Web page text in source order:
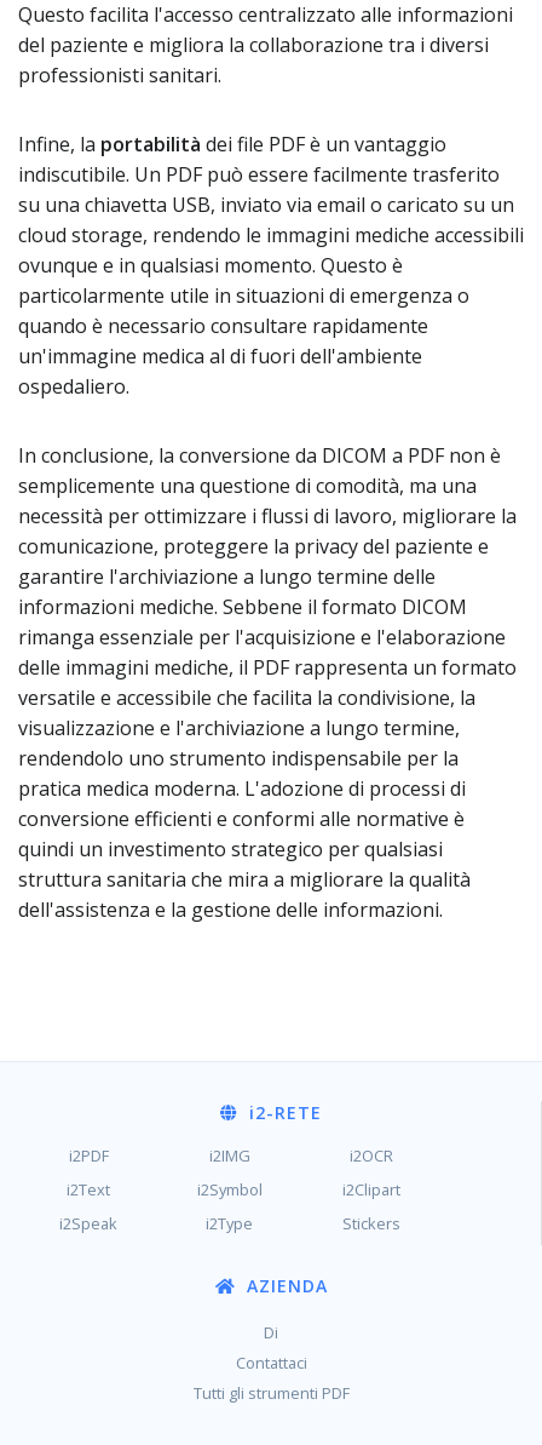
Questo facilita l'accesso centralizzato alle informazioni
del paziente e migliora la collaborazione tra i diversi
professionisti sanitari.
Infine, la portabilità dei file PDF è un vantaggio
indiscutibile. Un PDF può essere facilmente trasferito
su una chiavetta USB, inviato via email o caricato su un
cloud storage, rendendo le immagini mediche accessibili
ovunque e in qualsiasi momento. Questo è
particolarmente utile in situazioni di emergenza o
quando è necessario consultare rapidamente
un'immagine medica al di fuori dell'ambiente
ospedaliero.
In conclusione, la conversione da DICOM a PDF non è
semplicemente una questione di comodità, ma una
necessità per ottimizzare i flussi di lavoro, migliorare la
comunicazione, proteggere la privacy del paziente e
garantire l'archiviazione a lungo termine delle
informazioni mediche. Sebbene il formato DICOM
rimanga essenziale per l'acquisizione e l'elaborazione
delle immagini mediche, il PDF rappresenta un formato
versatile e accessibile che facilita la condivisione, la
visualizzazione e l'archiviazione a lungo termine,
rendendolo uno strumento indispensabile per la
pratica medica moderna. L'adozione di processi di
conversione efficienti e conformi alle normative è
quindi un investimento strategico per qualsiasi
struttura sanitaria che mira a migliorare la qualità
dell'assistenza e la gestione delle informazioni.
i2-RETE
i2PDF i2IMG
i2OCR
i2Text
i2Symbol
i2Clipart
i2Speak
i2Type Stickers
AZIENDA
Di
Contattaci
Tutti gli strumenti PDF